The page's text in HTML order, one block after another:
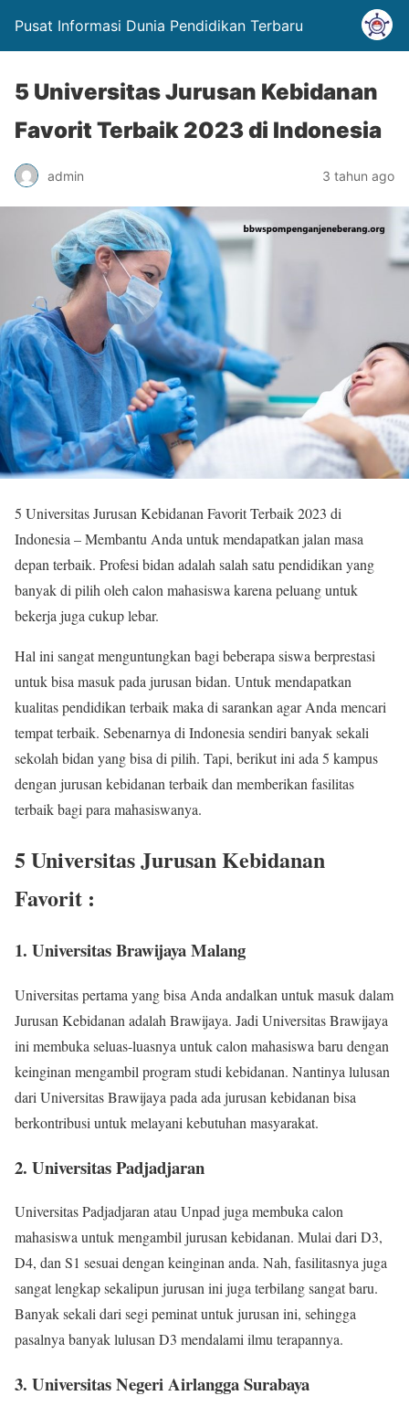
Pusat Informasi Dunia Pendidikan Terbaru
5 Universitas Jurusan Kebidanan
Favorit Terbaik 2023 di Indonesia
admin 3 tahun ago
5 Universitas Jurusan Kebidanan Favorit Terbaik 2023 di
Indonesia – Membantu Anda untuk mendapatkan jalan masa
depan terbaik. Profesi bidan adalah salah satu pendidikan yang
banyak di pilih oleh calon mahasiswa karena peluang untuk
bekerja juga cukup lebar.
Hal ini sangat menguntungkan bagi beberapa siswa berprestasi
untuk bisa masuk pada jurusan bidan. Untuk mendapatkan
kualitas pendidikan terbaik maka di sarankan agar Anda mencari
tempat terbaik. Sebenarnya di Indonesia sendiri banyak sekali
sekolah bidan yang bisa di pilih. Tapi, berikut ini ada 5 kampus
dengan jurusan kebidanan terbaik dan memberikan fasilitas
terbaik bagi para mahasiswanya.
5 Universitas Jurusan Kebidanan
Favorit :
1. Universitas Brawijaya Malang
Universitas pertama yang bisa Anda andalkan untuk masuk dalam
Jurusan Kebidanan adalah Brawijaya. Jadi Universitas Brawijaya
ini membuka seluas-luasnya untuk calon mahasiswa baru dengan
keinginan mengambil program studi kebidanan. Nantinya lulusan
dari Universitas Brawijaya pada ada jurusan kebidanan bisa
berkontribusi untuk melayani kebutuhan masyarakat.
2. Universitas Padjadjaran
Universitas Padjadjaran atau Unpad juga membuka calon
mahasiswa untuk mengambil jurusan kebidanan. Mulai dari D3,
D4, dan S1 sesuai dengan keinginan anda. Nah, fasilitasnya juga
sangat lengkap sekalipun jurusan ini juga terbilang sangat baru.
Banyak sekali dari segi peminat untuk jurusan ini, sehingga
pasalnya banyak lulusan D3 mendalami ilmu terapannya.
3. Universitas Negeri Airlangga Surabaya